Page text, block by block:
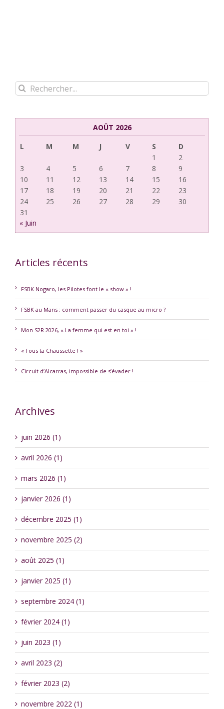
Rechercher:
AOÛT 2026
L
M M J V S
D
1
2
3
4 5 6 7 8
9
10
11 12 13 14 15
16
17
18 19 20 21 22
23
24
25 26 27 28 29
30
31
« Juin
Articles récents
FSBK Nogaro, les Pilotes font le « show » !
FSBK au Mans : comment passer du casque au micro ?
Mon S2R 2026, « La femme qui est en toi » !
« Fous ta Chaussette ! »
Circuit d’Alcarras, impossible de s’évader !
Archives
juin 2026 (1)
avril 2026 (1)
mars 2026 (1)
janvier 2026 (1)
décembre 2025 (1)
novembre 2025 (2)
août 2025 (1)
janvier 2025 (1)
septembre 2024 (1)
février 2024 (1)
juin 2023 (1)
avril 2023 (2)
février 2023 (2)
novembre 2022 (1)